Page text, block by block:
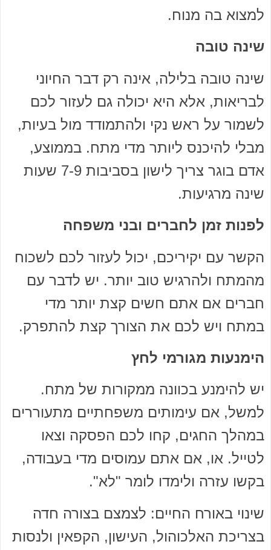
למצוא בה מנוח.
שינה טובה
שינה טובה בלילה, אינה רק דבר החיוני
לבריאות, אלא היא יכולה גם לעזור לכם
לשמור על ראש נקי ולהתמודד מול בעיות,
מבלי להיכנס ליותר מדי מתח. בממוצע,
אדם בוגר צריך לישון בסביבות 7-9 שעות
שינה מרגיעות.
לפנות זמן לחברים ובני משפחה
הקשר עם יקיריכם, יכול לעזור לכם לשכוח
מהמתח ולהרגיש טוב יותר. יש לדבר עם
חברים אם אתם חשים קצת יותר מדי
במתח ויש לכם את הצורך קצת להתפרק.
הימנעות מגורמי לחץ
יש להימנע בכוונה ממקורות של מתח.
למשל, אם עימותים משפחתיים מתעוררים
במהלך החגים, קחו לכם הפסקה וצאו
לטייל. או, אם אתם עמוסים מדי בעבודה,
בקשו עזרה ולימדו לומר "לא".
שינוי באורח החיים: לצמצם בצורה חדה
בצריכת האלכוהול, העישון, הקפאין ולנסות